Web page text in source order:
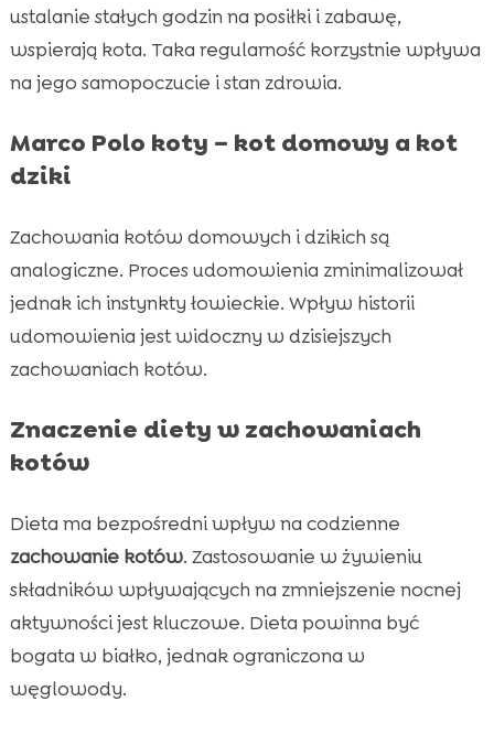
ustalanie stałych godzin na posiłki i zabawę,
wspierają kota. Taka regularność korzystnie wpływa
na jego samopoczucie i stan zdrowia.
Marco Polo koty – kot domowy a kot
dziki
Zachowania kotów domowych i dzikich są
analogiczne. Proces udomowienia zminimalizował
jednak ich instynkty łowieckie. Wpływ historii
udomowienia jest widoczny w dzisiejszych
zachowaniach kotów.
Znaczenie diety w zachowaniach
kotów
Dieta ma bezpośredni wpływ na codzienne
zachowanie kotów. Zastosowanie w żywieniu
składników wpływających na zmniejszenie nocnej
aktywności jest kluczowe. Dieta powinna być
bogata w białko, jednak ograniczona w
węglowody.